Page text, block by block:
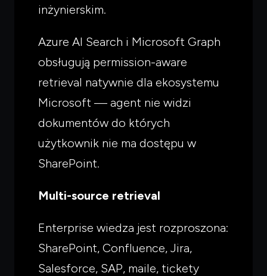
inżynierskim.
Azure AI Search i Microsoft Graph
obsługują permission-aware
retrieval natywnie dla ekosystemu
Microsoft — agent nie widzi
dokumentów do których
użytkownik nie ma dostępu w
SharePoint.
Multi-source retrieval
Enterprise wiedza jest rozproszona:
SharePoint, Confluence, Jira,
Salesforce, SAP, maile, tickety